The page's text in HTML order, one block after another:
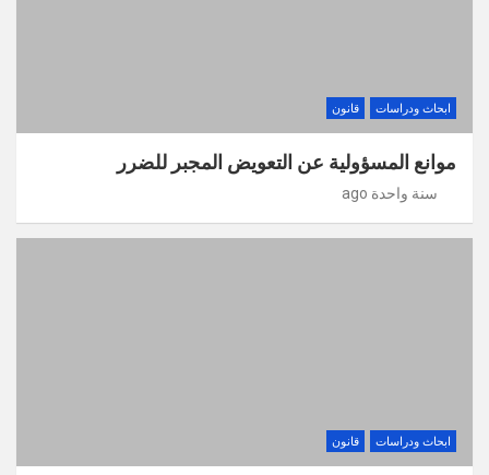
ابحاث ودراسات قانون
موانع المسؤولية عن التعويض المجبر للضرر
سنة واحدة ago
ابحاث ودراسات قانون